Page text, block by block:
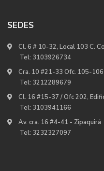
SEDES
Cl. 6 # 10-32, Local 103 C.
Tel: 3103926734
Cra. 10 #21-33 Ofc. 105-106
Tel: 3212289679
Cl. 16 #15-37 / Ofc 202,
Tel: 3103941166
Av. cra. 16 #4-41 - Zipaquirá
Tel: 3232327097